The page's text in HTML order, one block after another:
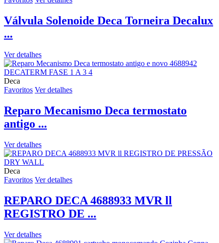
Válvula Solenoide Deca Torneira Decalux
...
Ver detalhes
Deca
Favoritos Ver detalhes
Reparo Mecanismo Deca termostato
antigo ...
Ver detalhes
Deca
Favoritos Ver detalhes
REPARO DECA 4688933 MVR ll
REGISTRO DE ...
Ver detalhes